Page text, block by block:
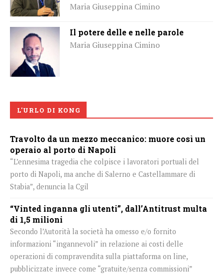
Maria Giuseppina Cimino
Il potere delle e nelle parole
Maria Giuseppina Cimino
L'URLO DI KONG
Travolto da un mezzo meccanico: muore così un
operaio al porto di Napoli
“L’ennesima tragedia che colpisce i lavoratori portuali del
porto di Napoli, ma anche di Salerno e Castellammare di
Stabia”, denuncia la Cgil
“Vinted inganna gli utenti”, dall’Antitrust multa
di 1,5 milioni
Secondo l’Autorità la società ha omesso e/o fornito
informazioni “ingannevoli” in relazione ai costi delle
operazioni di compravendita sulla piattaforma on line,
pubblicizzate invece come “gratuite/senza commissioni”